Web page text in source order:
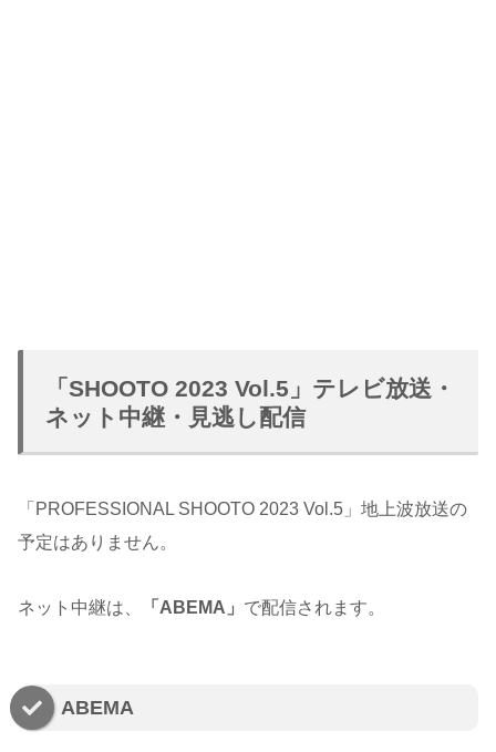
「SHOOTO 2023 Vol.5」テレビ放送・
ネット中継・見逃し配信
「PROFESSIONAL SHOOTO 2023 Vol.5」地上波放送の
予定はありません。
ネット中継は、 「ABEMA」 で配信されます。
ABEMA